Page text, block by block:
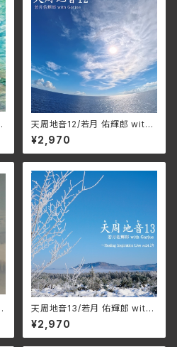
天周地音12/若月 佑輝郎 with
Garjue TXTH-0036(仕様:
CD)
¥2,970
天周地音13/若月 佑輝郎 with
Garjue TXTH-0037(仕様:
CD)
¥2,970